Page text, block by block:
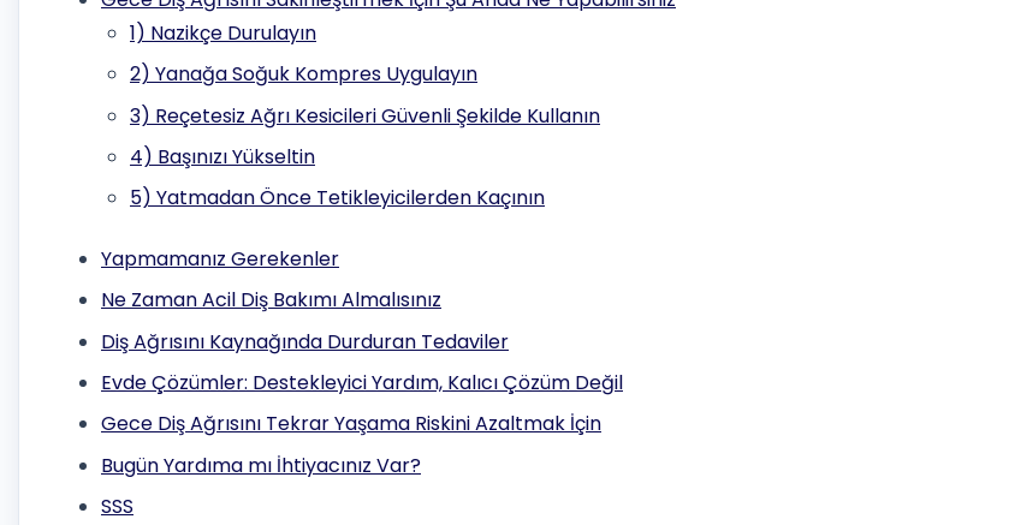
1) Nazikçe Durulayın
2) Yanağa Soğuk Kompres Uygulayın
3) Reçetesiz Ağrı Kesicileri Güvenli Şekilde Kullanın
4) Başınızı Yükseltin
5) Yatmadan Önce Tetikleyicilerden Kaçının
Yapmamanız Gerekenler
Ne Zaman Acil Diş Bakımı Almalısınız
Diş Ağrısını Kaynağında Durduran Tedaviler
Evde Çözümler: Destekleyici Yardım, Kalıcı Çözüm Değil
Gece Diş Ağrısını Tekrar Yaşama Riskini Azaltmak İçin
Bugün Yardıma mı İhtiyacınız Var?
SSS